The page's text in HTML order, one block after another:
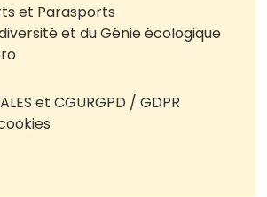
et Parasports
et du Génie écologique
et CGURGPD / GDPR